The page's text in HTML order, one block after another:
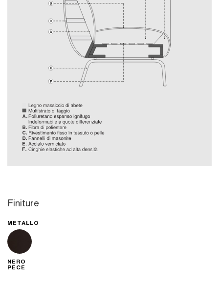
Finiture
METALLO
NERO
PECE